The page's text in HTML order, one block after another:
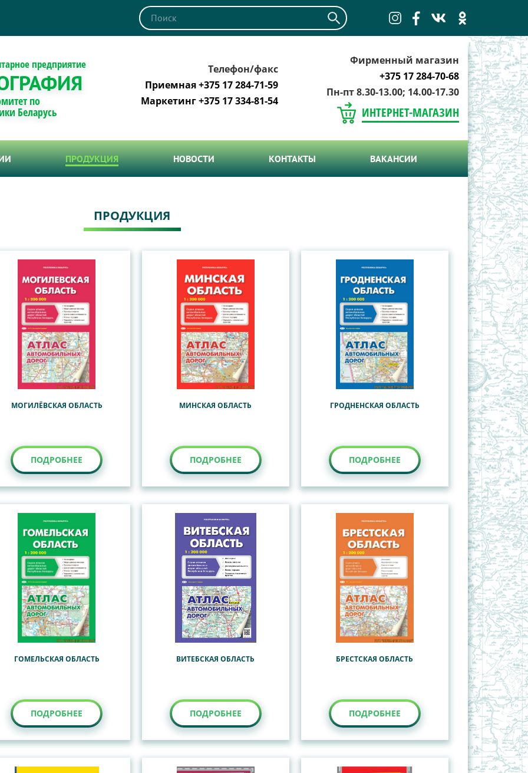
предприятие
по
Беларусь
Телефон/факс
Приемная +375 17 284-71-59
Маркетинг +375 17 334-81-54
Фирменный магазин
+375 17 284-70-68
Пн-пт 8.30-13.00; 14.00-17.30
ИНТЕРНЕТ-МАГАЗИН
ПРОДУКЦИЯ НОВОСТИ КОНТАКТЫ ВАКАНСИИ
ПРОДУКЦИЯ
МОГИЛЁВСКАЯ ОБЛАСТЬ
ПОДРОБНЕЕ
МИНСКАЯ ОБЛАСТЬ
ПОДРОБНЕЕ
ГРОДНЕНСКАЯ ОБЛАСТЬ
ПОДРОБНЕЕ
ГОМЕЛЬСКАЯ ОБЛАСТЬ
ПОДРОБНЕЕ
ВИТЕБСКАЯ ОБЛАСТЬ
ПОДРОБНЕЕ
БРЕСТСКАЯ ОБЛАСТЬ
ПОДРОБНЕЕ